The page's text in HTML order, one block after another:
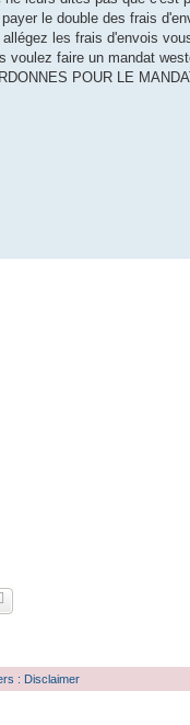
le double des frais
les frais d'envois
voulez faire un mandat
POUR LE
: Disclaimer